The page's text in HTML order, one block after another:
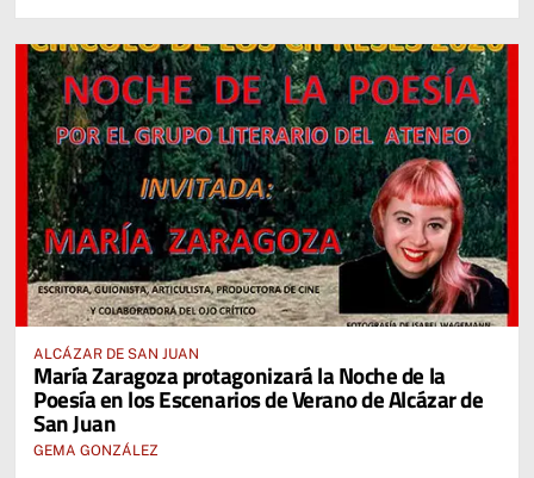
ALCÁZAR DE SAN JUAN
María Zaragoza protagonizará la Noche de la
Poesía en los Escenarios de Verano de Alcázar de
San Juan
GEMA GONZÁLEZ